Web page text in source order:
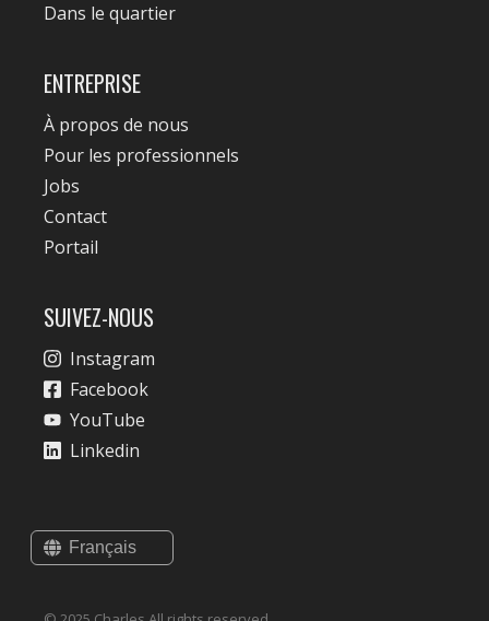
Dans le quartier
ENTREPRISE
À propos de nous
Pour les professionnels
Jobs
Contact
Portail
SUIVEZ-NOUS
Instagram
Facebook
YouTube
Linkedin